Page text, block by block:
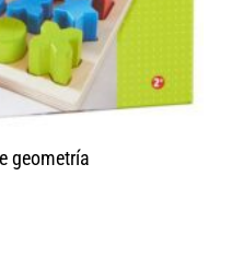
geometría